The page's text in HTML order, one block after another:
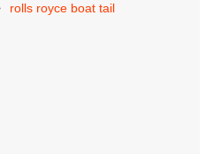
rolls royce boat tail